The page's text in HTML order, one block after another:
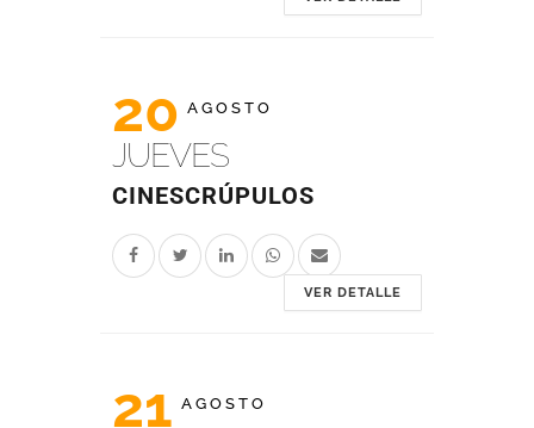
20 AGOSTO
JUEVES
CINESCRÚPULOS
VER DETALLE
21 AGOSTO